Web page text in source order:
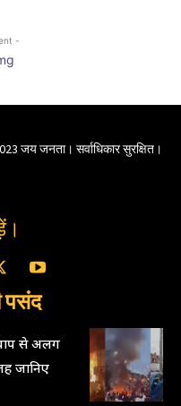
-
जय जनता। सर्वाधिकार सुरक्षित।
पसंद
से अलग
जानिए